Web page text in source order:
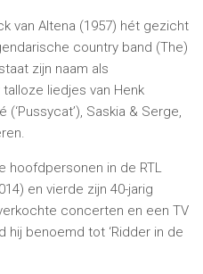
van Altena (1957) hét gezicht
country band (The)
zijn naam als
liedjes van Henk
(‘Pussycat’), Saskia & Serge,
hoofdpersonen in de RTL
en vierde zijn 40-jarig
concerten en een TV
hij benoemd tot ‘Ridder in de